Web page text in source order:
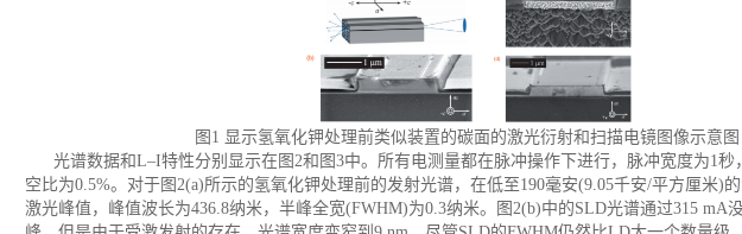
图 1 显示氢氧化钾处理前类似装置的碳面的激光衍射和扫描电镜图像示意图
光谱数据和L–I特性分别显示在图2和图3中。所有电测量都在脉冲操作下进行，脉冲宽度为1秒
空比为0.5%。对于图2(a)所示的氢氧化钾处理前的发射光谱，在低至190毫安(9.05千安/平方厘米)
激光峰值，峰值波长为436.8纳米，半峰全宽(FWHM)为0.3纳米。图2(b)中的SLD光谱通过315 mA